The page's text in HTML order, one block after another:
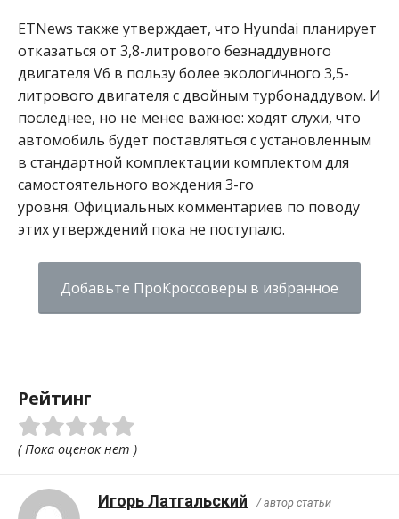
ETNews также утверждает, что Hyundai планирует
отказаться от 3,8-литрового безнаддувного
двигателя V6 в пользу более экологичного 3,5-
литрового двигателя с двойным турбонаддувом. И
последнее, но не менее важное: ходят слухи, что
автомобиль будет поставляться с установленным
в стандартной комплектации комплектом для
самостоятельного вождения 3-го
уровня. Официальных комментариев по поводу
этих утверждений пока не поступало.
Добавьте ПроКроссоверы в избранное
Рейтинг
( Пока оценок нет )
Игорь Латгальский / автор статьи